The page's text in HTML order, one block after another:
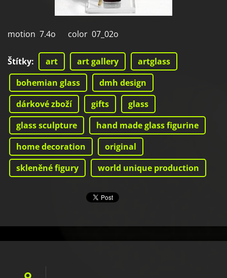
motion 7.4o color 07_02o
Štítky: art art gallery
artglass
bohemian glass
dmh design
dárkové zboží
gifts
glass
glass sculpture
hand made glass figurine
home decoration
original
skleněné figury
world unique production